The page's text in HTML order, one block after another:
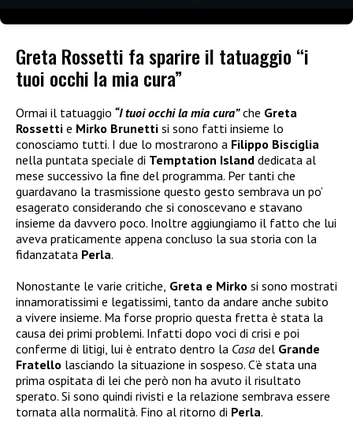
Greta Rossetti fa sparire il tatuaggio “i
tuoi occhi la mia cura”
Ormai il tatuaggio “I tuoi occhi la mia cura”che Greta
Rossetti e Mirko Brunetti si sono fatti insieme lo
conosciamo tutti. I due lo mostrarono a Filippo Bisciglia
nella puntata speciale di Temptation Island dedicata al
mese successivo la fine del programma. Per tanti che
guardavano la trasmissione questo gesto sembrava un po’
esagerato considerando che si conoscevano e stavano
insieme da davvero poco. Inoltre aggiungiamo il fatto che lui
aveva praticamente appena concluso la sua storia con la
fidanzatata Perla.
Nonostante le varie critiche, Greta e Mirko si sono mostrati
innamoratissimi e legatissimi, tanto da andare anche subito
a vivere insieme. Ma forse proprio questa fretta è stata la
causa dei primi problemi. Infatti dopo voci di crisi e poi
conferme di litigi, lui è entrato dentro la Casa del Grande
Fratello lasciando la situazione in sospeso. C’è stata una
prima ospitata di lei che però non ha avuto il risultato
sperato. Si sono quindi rivisti e la relazione sembrava essere
tornata alla normalità. Fino al ritorno di Perla.